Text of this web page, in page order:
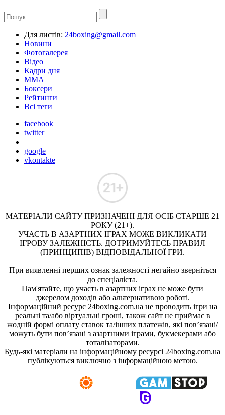
Для листів: 24boxing@gmail.com
Новини
Фотогалерея
Відео
Кадри дня
ММА
Боксери
Рейтинги
Всі теги
facebook
twitter
google
vkontakte
МАТЕРІАЛИ САЙТУ ПРИЗНАЧЕНІ ДЛЯ ОСІБ СТАРШЕ 21
РОКУ (21+).
УЧАСТЬ В АЗАРТНИХ ІГРАХ МОЖЕ ВИКЛИКАТИ
ІГРОВУ ЗАЛЕЖНІСТЬ. ДОТРИМУЙТЕСЬ ПРАВИЛ
(ПРИНЦИПІВ) ВІДПОВІДАЛЬНОЇ ГРИ.
При виявленні перших ознак залежності негайно зверніться
до спеціаліста.
Пам'ятайте, що участь в азартних іграх не може бути
джерелом доходів або альтернативою роботі.
Інформаційний ресурс 24boxing.com.ua не проводить ігри на
реальні та/або віртуальні гроші, також сайт не приймає в
жодній формі оплату ставок та/інших платежів, які пов’язані/
можуть бути пов’язані з азартними іграми, букмекерами або
тоталізаторами.
Будь-які матеріали на інформаційному ресурсі 24boxing.com.ua
публікуються виключно з інформаційною метою.